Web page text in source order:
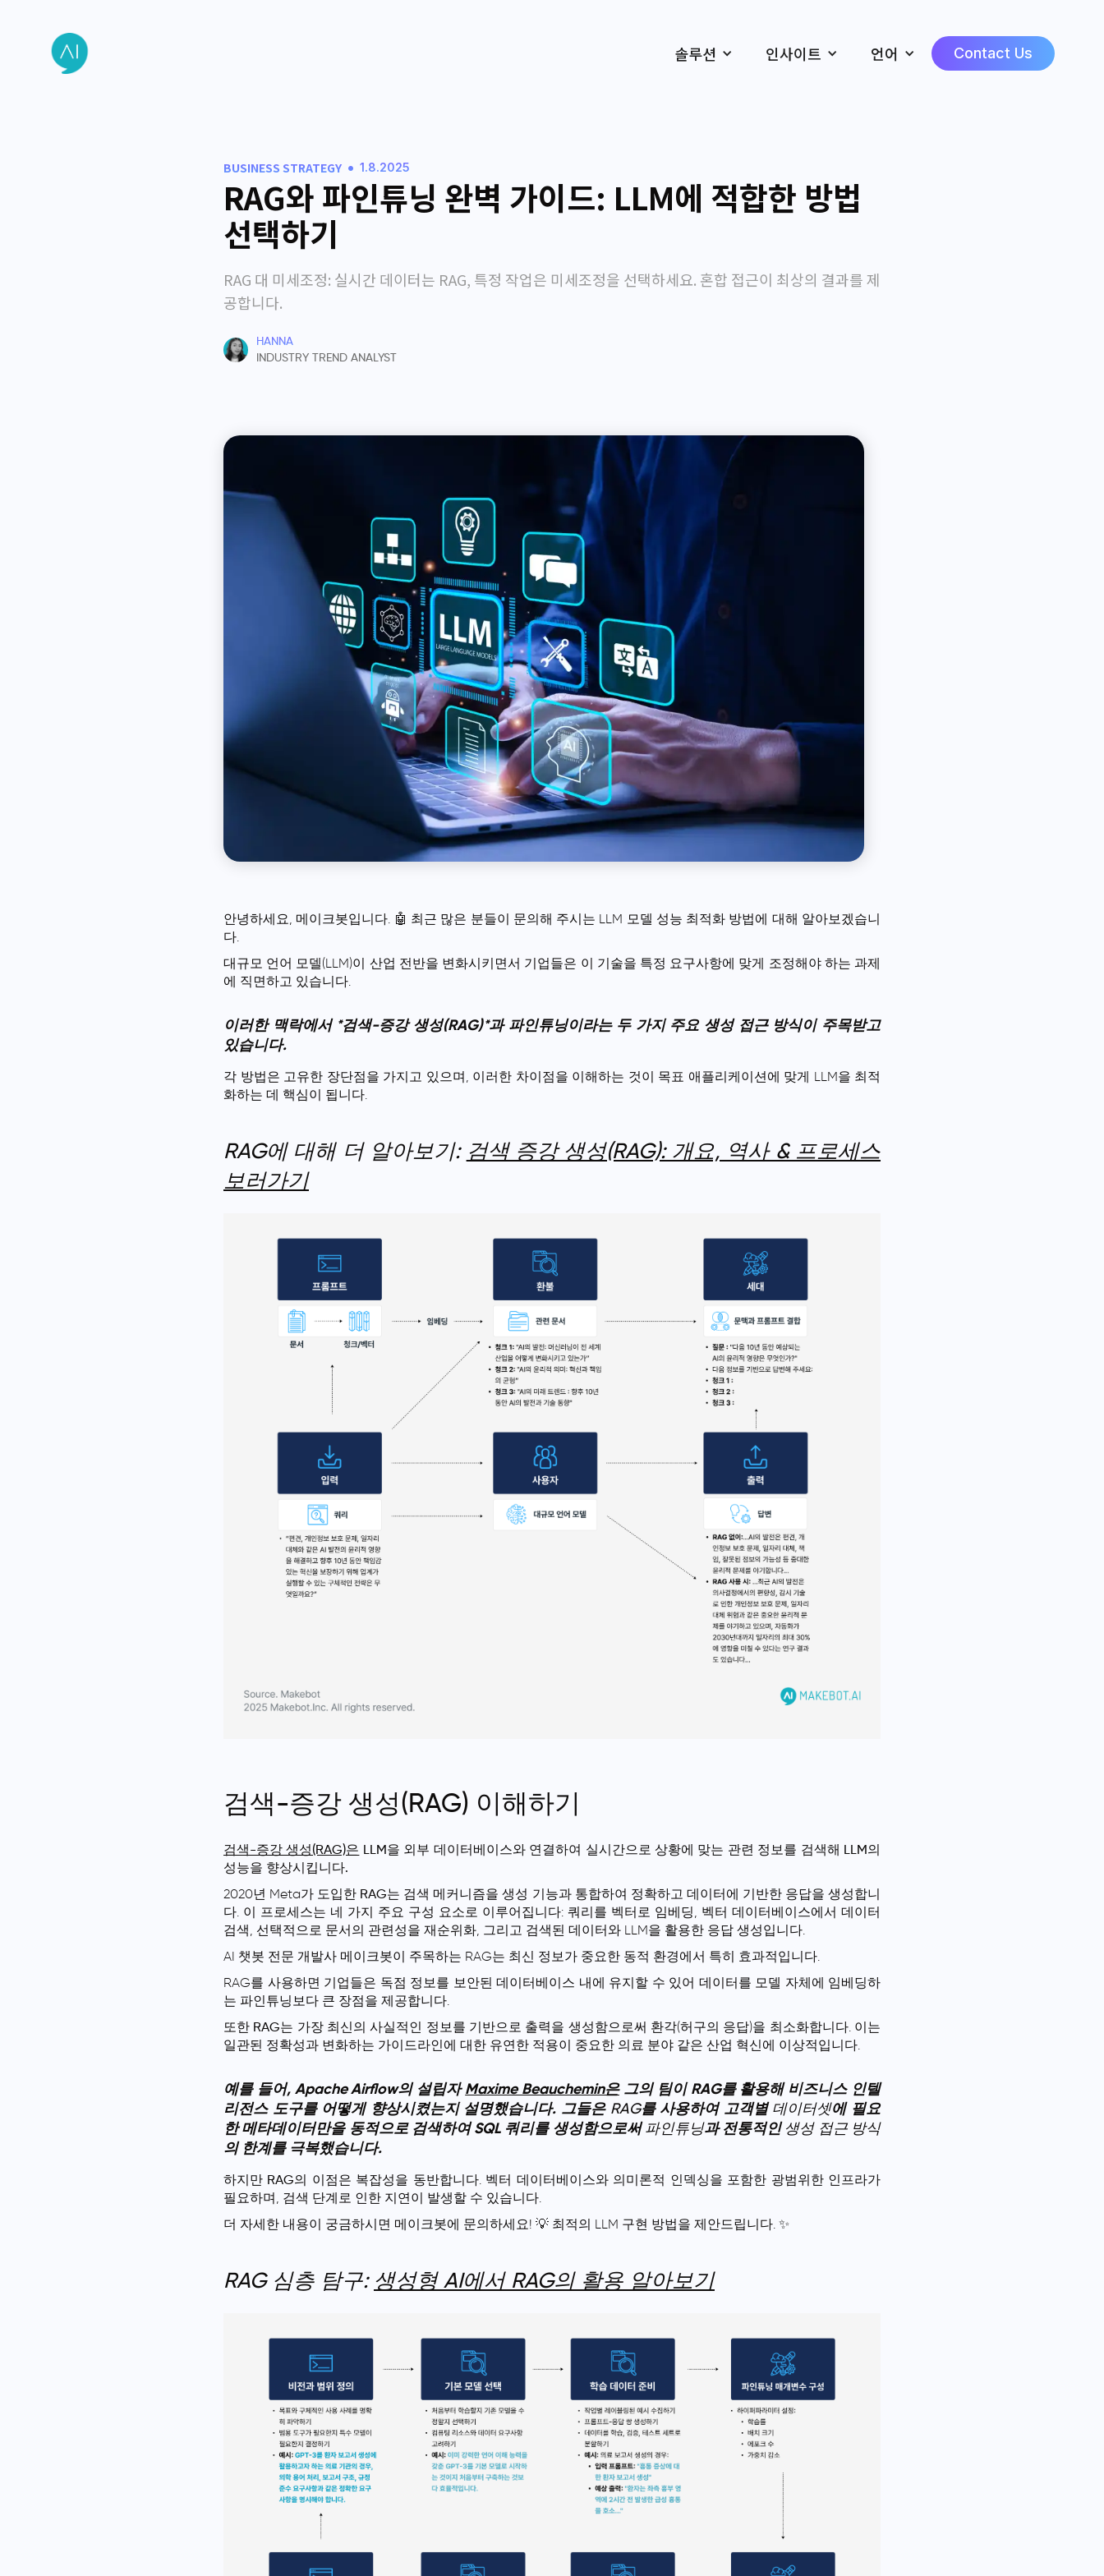
솔루션 인사이트 언어 Contact Us
BUSINESS STRATEGY • 1.8.2025
RAG와 파인튜닝 완벽 가이드: LLM에 적합한 방법
선택하기
RAG 대 미세조정: 실시간 데이터는 RAG, 특정 작업은 미세조정을 선택하세요. 혼합 접근이 최상의 결과를 제
공합니다.
HANNA
INDUSTRY TREND ANALYST
안녕하세요, 메이크봇입니다. 🤖 최근 많은 분들이 문의해 주시는 LLM 모델 성능 최적화 방법에 대해 알아보겠습니
다.
대규모 언어 모델(LLM)이 산업 전반을 변화시키면서 기업들은 이 기술을 특정 요구사항에 맞게 조정해야 하는 과제
에 직면하고 있습니다.
이러한 맥락에서 *검색-증강 생성(RAG)*과 파인튜닝이라는 두 가지 주요 생성 접근 방식이 주목받고
있습니다.
각 방법은 고유한 장단점을 가지고 있으며, 이러한 차이점을 이해하는 것이 목표 애플리케이션에 맞게 LLM을 최적
화하는 데 핵심이 됩니다.
RAG에 대해 더 알아보기: 검색 증강 생성(RAG): 개요, 역사 & 프로세스
보러가기
검색-증강 생성(RAG) 이해하기
검색-증강 생성(RAG)은 LLM을 외부 데이터베이스와 연결하여 실시간으로 상황에 맞는 관련 정보를 검색해 LLM의
성능을 향상시킵니다.
2020년 Meta가 도입한 RAG는 검색 메커니즘을 생성 기능과 통합하여 정확하고 데이터에 기반한 응답을 생성합니
다. 이 프로세스는 네 가지 주요 구성 요소로 이루어집니다: 쿼리를 벡터로 임베딩, 벡터 데이터베이스에서 데이터
검색, 선택적으로 문서의 관련성을 재순위화, 그리고 검색된 데이터와 LLM을 활용한 응답 생성입니다.
AI 챗봇 전문 개발사 메이크봇이 주목하는 RAG는 최신 정보가 중요한 동적 환경에서 특히 효과적입니다.
RAG를 사용하면 기업들은 독점 정보를 보안된 데이터베이스 내에 유지할 수 있어 데이터를 모델 자체에 임베딩하
는 파인튜닝보다 큰 장점을 제공합니다.
또한 RAG는 가장 최신의 사실적인 정보를 기반으로 출력을 생성함으로써 환각(허구의 응답)을 최소화합니다. 이는
일관된 정확성과 변화하는 가이드라인에 대한 유연한 적용이 중요한 의료 분야 같은 산업 혁신에 이상적입니다.
예를 들어, Apache Airflow의 설립자 Maxime Beauchemin은그의 팀이 RAG를 활용해 비즈니스 인텔
리전스 도구를 어떻게 향상시켰는지 설명했습니다. 그들은 RAG를 사용하여 고객별 데이터셋에 필요
한 메타데이터만을 동적으로 검색하여 SQL 쿼리를 생성함으로써 파인튜닝과 전통적인 생성 접근 방식
의 한계를 극복했습니다.
하지만 RAG의 이점은 복잡성을 동반합니다. 벡터 데이터베이스와 의미론적 인덱싱을 포함한 광범위한 인프라가
필요하며, 검색 단계로 인한 지연이 발생할 수 있습니다.
더 자세한 내용이 궁금하시면 메이크봇에 문의하세요! 💡 최적의 LLM 구현 방법을 제안드립니다. ✨
RAG 심층 탐구: 생성형 AI에서 RAG의 활용 알아보기